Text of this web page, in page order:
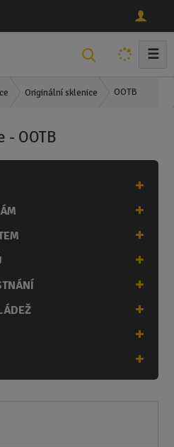
h
a
☰
Originální sklenice OOTB
OOTB